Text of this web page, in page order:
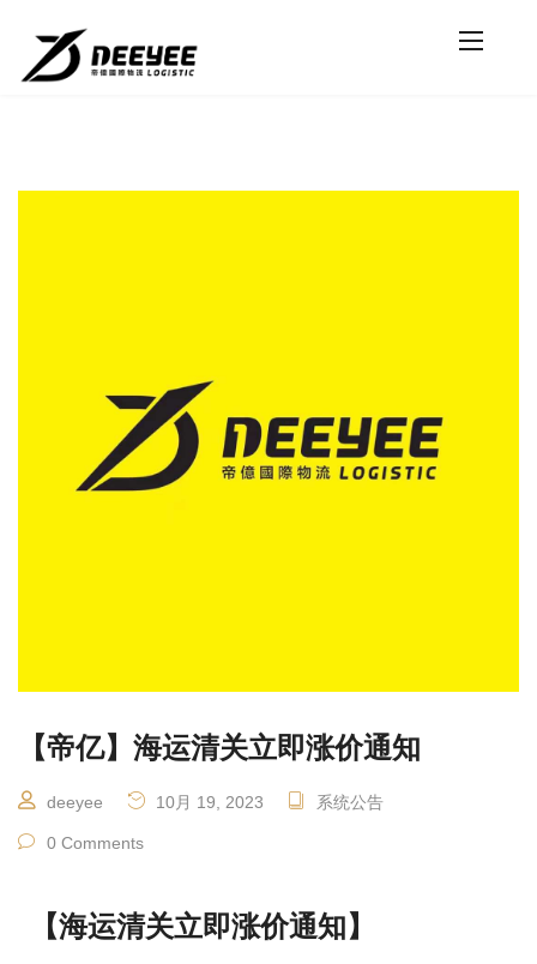
【帝亿】海运清关立即涨价通知
deeyee 10月 19, 2023 系统公告
0 Comments
【海运清关立即涨价通知】